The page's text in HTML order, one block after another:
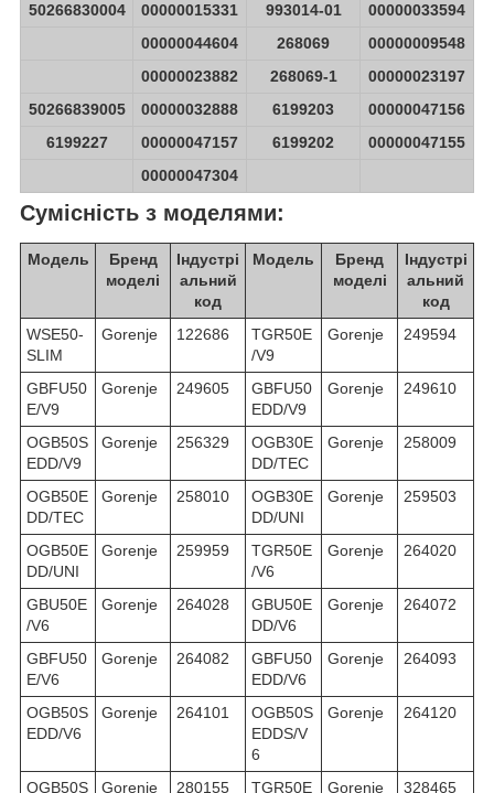
50266830004
00000015331 993014-01
00000033594
00000044604
268069
00000009548
00000023882
268069-1
00000023197
50266839005
00000032888 6199203
00000047156
6199227
00000047157 6199202
00000047155
00000047304
Сумісність з моделями:
Модель
Бренд
моделі
Індустрі
альний
код
Модель
Бренд
моделі
Індустрі
альний
код
WSE50-
SLIM
Gorenje 122686
TGR50E
/V9
Gorenje 249594
GBFU50
E/V9
Gorenje 249605
GBFU50
EDD/V9
Gorenje 249610
OGB50S
EDD/V9
Gorenje 256329
OGB30E
DD/TEC
Gorenje 258009
OGB50E
DD/TEC
Gorenje 258010
OGB30E
DD/UNI
Gorenje 259503
OGB50E
DD/UNI
Gorenje 259959
TGR50E
/V6
Gorenje 264020
GBU50E
/V6
Gorenje 264028
GBU50E
DD/V6
Gorenje 264072
GBFU50
E/V6
Gorenje 264082
GBFU50
EDD/V6
Gorenje 264093
OGB50S
EDD/V6
Gorenje 264101
OGB50S
EDDS/V
6
Gorenje 264120
OGB50S Gorenje 280155 TGR50E Gorenje 328465